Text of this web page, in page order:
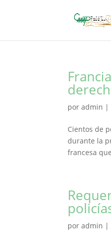
poradmin |
Cientos de
durante la
francesa
poradmin |